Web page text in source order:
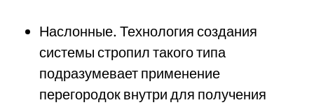
Наслонные. Технология создания
системы стропил такого типа
подразумевает применение
перегородок внутри для получения